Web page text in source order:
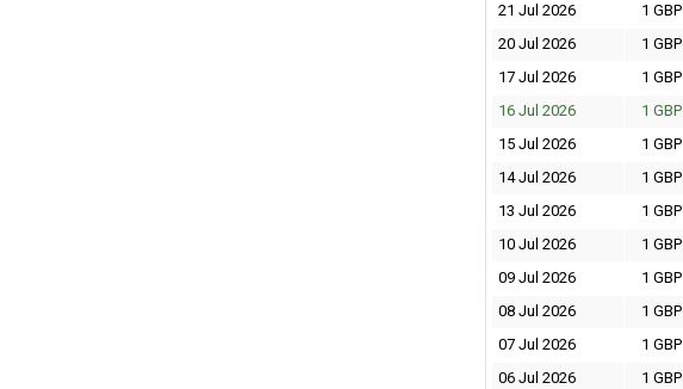
21 Jul 2026
1 GBP
20 Jul 2026
1 GBP
17 Jul 2026
1 GBP
16 Jul 2026
1 GBP
15 Jul 2026
1 GBP
14 Jul 2026
1 GBP
13 Jul 2026
1 GBP
10 Jul 2026
1 GBP
09 Jul 2026
1 GBP
08 Jul 2026
1 GBP
07 Jul 2026
1 GBP
06 Jul 2026
1 GBP